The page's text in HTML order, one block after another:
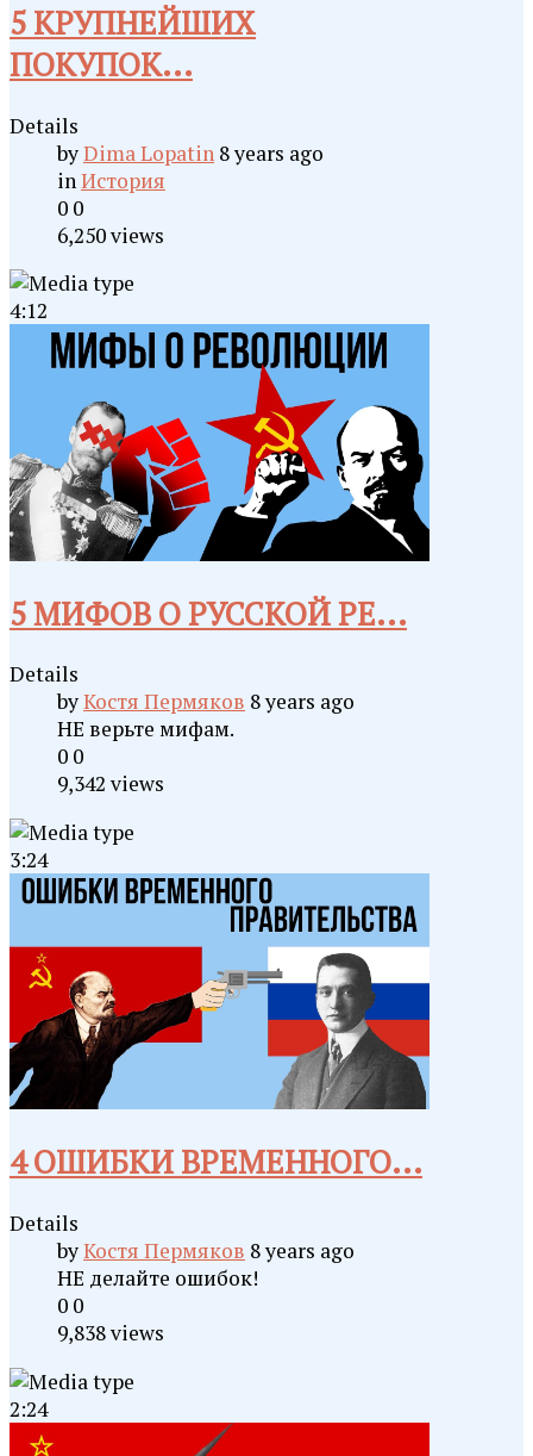
5 КРУПНЕЙШИХ
ПОКУПОК...
Details
byDima Lopatin 8 years ago
inИстория
0 0
6,250 views
4:12
5 МИФОВ О РУССКОЙ РЕ...
Details
byКостя Пермяков 8 years ago
НЕ верьте мифам.
0 0
9,342 views
3:24
4 ОШИБКИ ВРЕМЕННОГО...
Details
byКостя Пермяков 8 years ago
НЕ делайте ошибок!
0 0
9,838 views
2:24